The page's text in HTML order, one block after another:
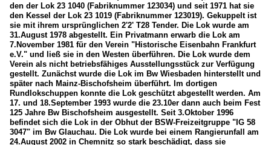
den der Lok 23 1040 (Fabriknummer 123034) und seit 1971 hat sie
den Kessel der Lok 23 1019 (Fabriknummer 123019). Gekuppelt ist
sie mit ihrem ursprünglichen 2'2' T28 Tender. Die Lok wurde am
31.August 1978 abgestellt. Ein Privatmann erwarb die Lok am
7.November 1981 für den Verein "Historische Eisenbahn Frankfurt
e.V." und ließ sie in den Westen überführen. Die Lok wurde dem
Verein als nicht betriebsfähiges Ausstellungsstück zur Verfügung
gestellt. Zunächst wurde die Lok im Bw Wiesbaden hinterstellt und
später nach Mainz-Bischofsheim überführt. Im dortigen
Rundlokschuppen konnte die Lok geschützt abgestellt werden. Am
17. und 18.September 1993 wurde die 23.10er dann auch beim Fest
125 Jahre Bw Bischofsheim ausgestellt. Seit 3.Oktober 1996
befindet sich die Lok in der Obhut der BSW-Freizeitgruppe "IG 58
3047" im Bw Glauchau. Die Lok wurde bei einem Rangierunfall am
24.August 2002 in Chemnitz so stark beschädigt, dass sie